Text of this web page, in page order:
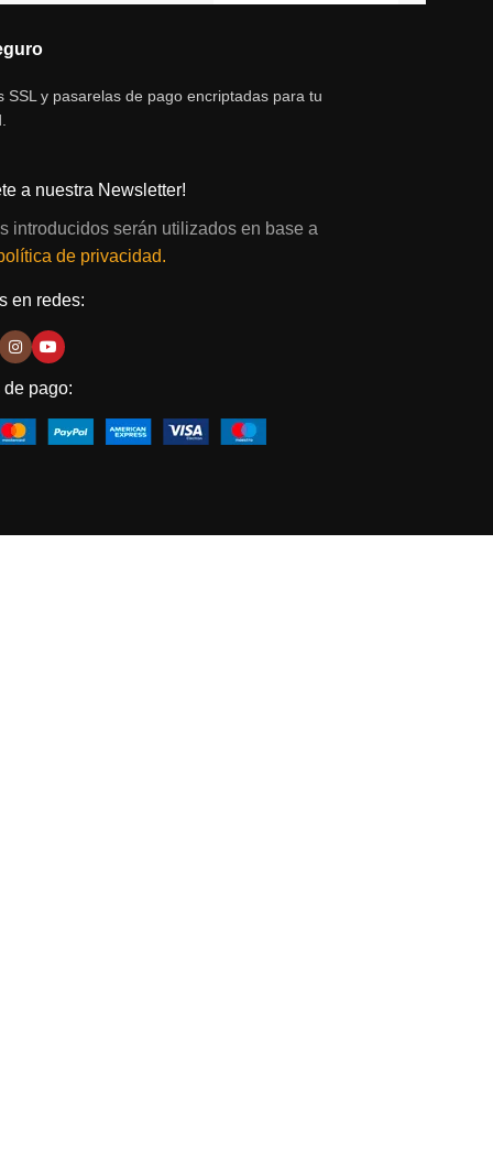
SSL y pasarelas de pago encriptadas para tu
a nuestra Newsletter!
introducidos serán utilizados en base a
de privacidad.
en redes:
de pago: